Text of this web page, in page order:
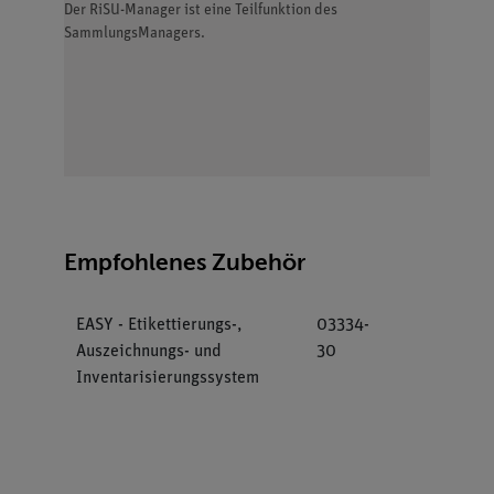
Der RiSU-Manager ist eine Teilfunktion des
SammlungsManagers.
Empfohlenes Zubehör
EASY - Etikettierungs-,
Auszeichnungs- und
Inventarisierungssystem
03334-
30